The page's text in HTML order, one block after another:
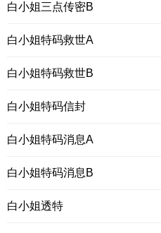
白小姐三点传密B
白小姐特码救世A
白小姐特码救世B
白小姐特码信封
白小姐特码消息A
白小姐特码消息B
白小姐透特